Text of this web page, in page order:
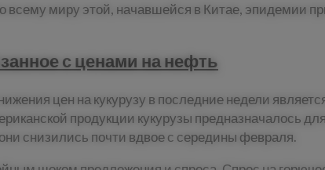
всему миру этой, начавшейся в Китае, эпидемии
с ценами на нефть
цен на кукурузу в последние недели
продукции кукурузы предназначалось
снизились почти вдвое с середины февраля.